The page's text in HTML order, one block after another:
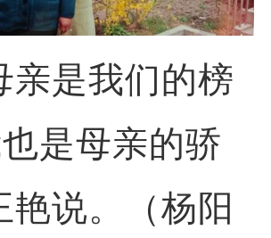
是我们的榜
是母亲的骄
艳说。（杨阳